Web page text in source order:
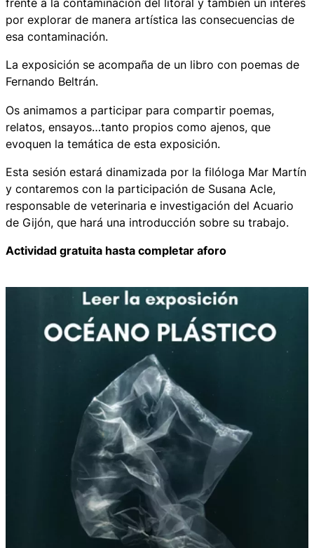
frente a la contaminación del litoral y también un interés
por explorar de manera artística las consecuencias de
esa contaminación.
La exposición se acompaña de un libro con poemas de
Fernando Beltrán.
Os animamos a participar para compartir poemas,
relatos, ensayos…tanto propios como ajenos, que
evoquen la temática de esta exposición.
Esta sesión estará dinamizada por la filóloga Mar Martín
y contaremos con la participación de Susana Acle,
responsable de veterinaria e investigación del Acuario
de Gijón, que hará una introducción sobre su trabajo.
Actividad gratuita hasta completar aforo